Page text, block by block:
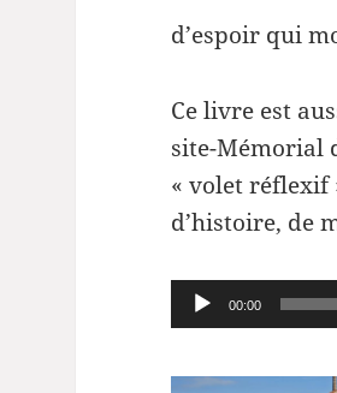
d’espoir qui
Ce livre est
site-Mémorial
« volet réflexif
d’histoire, de
Lecteur
audio
00:00